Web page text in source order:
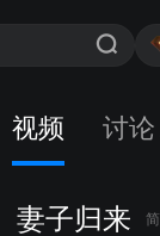
视频 讨论
妻子归来